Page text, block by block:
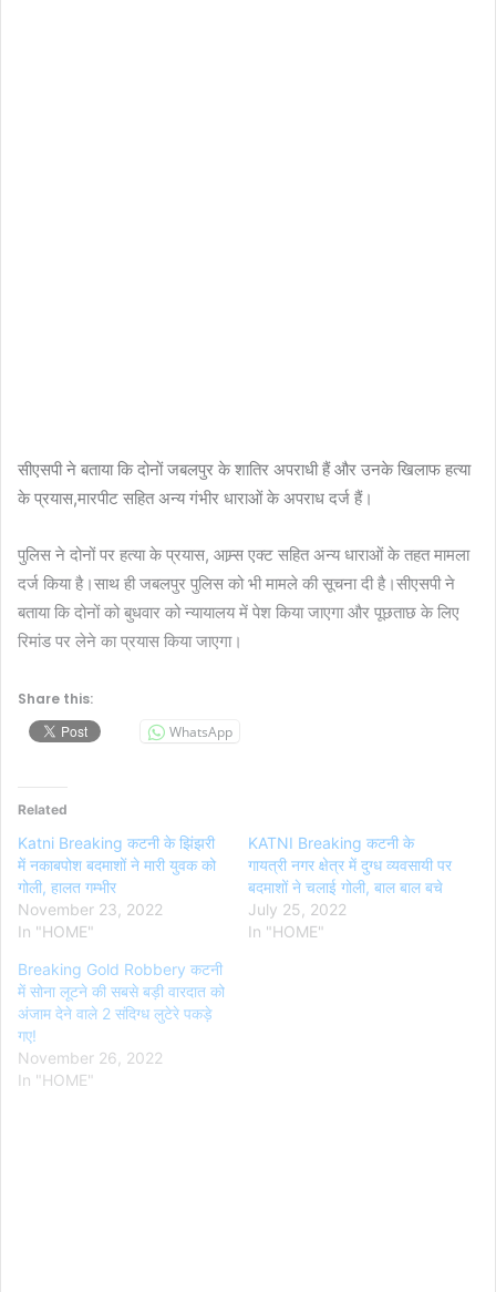
सीएसपी ने बताया कि दोनों जबलपुर के शातिर अपराधी हैं और उनके खिलाफ हत्या
के प्रयास,मारपीट सहित अन्य गंभीर धाराओं के अपराध दर्ज हैं।
पुलिस ने दोनों पर हत्या के प्रयास, आम्र्स एक्ट सहित अन्य धाराओं के तहत मामला
दर्ज किया है।साथ ही जबलपुर पुलिस को भी मामले की सूचना दी है।सीएसपी ने
बताया कि दोनों को बुधवार को न्यायालय में पेश किया जाएगा और पूछताछ के लिए
रिमांड पर लेने का प्रयास किया जाएगा।
Share this:
WhatsApp
Related
Katni Breaking कटनी के झिंझरी
में नकाबपोश बदमाशों ने मारी युवक को
गोली, हालत गम्भीर
November 23, 2022
In "HOME"
KATNI Breaking कटनी के
गायत्री नगर क्षेत्र में दुग्ध व्यवसायी पर
बदमाशों ने चलाई गोली, बाल बाल बचे
July 25, 2022
In "HOME"
Breaking Gold Robbery कटनी
में सोना लूटने की सबसे बड़ी वारदात को
अंजाम देने वाले 2 संदिग्ध लुटेरे पकड़े
गए!
November 26, 2022
In "HOME"